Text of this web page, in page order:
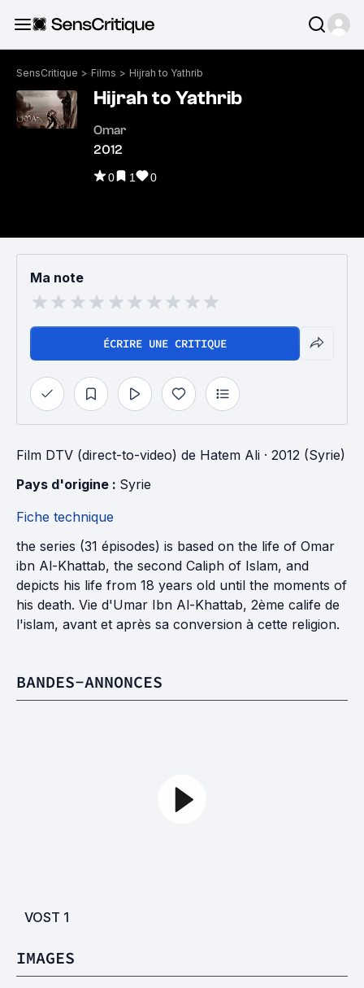
SensCritique > Films > Hijrah to Yathrib
Hijrah to Yathrib
Omar
2012
0 1 0
Ma note
ÉCRIRE UNE CRITIQUE
Film DTV (direct-to-video) de Hatem Ali · 2012 (Syrie)
Pays d'origine : Syrie
Fiche technique
the series (31 épisodes) is based on the life of Omar
ibn Al-Khattab, the second Caliph of Islam, and
depicts his life from 18 years old until the moments of
his death. Vie d'Umar Ibn Al-Khattab, 2ème calife de
l'islam, avant et après sa conversion à cette religion.
BANDES-ANNONCES
VOST 1
IMAGES